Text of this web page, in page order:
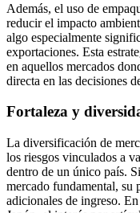
Además, el uso de
reducir el impacto
algo especialmente
exportaciones. Esta
en aquellos mercados
directa en las decisiones
Fortaleza y
La diversificación de
los riesgos vinculados a
dentro de un único país.
mercado fundamental, su
adicionales de ingreso.